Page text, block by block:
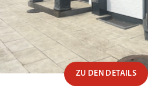
ZU DEN DETAILS